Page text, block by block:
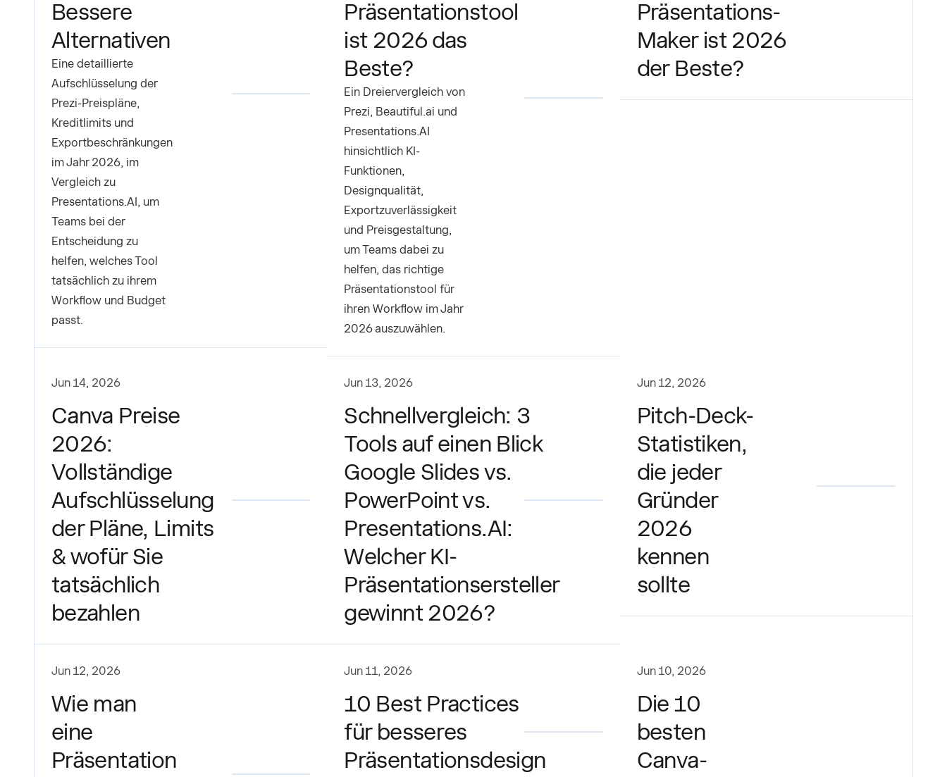
Bessere
Alternativen
Eine detaillierte
Aufschlüsselung der
Prezi-Preispläne,
Kreditlimits und
Exportbeschränkungen
im Jahr 2026, im
Vergleich zu
Presentations.AI, um
Teams bei der
Entscheidung zu
helfen, welches Tool
tatsächlich zu ihrem
Workflow und Budget
passt.
Präsentationstool
ist 2026 das
Beste?
Ein Dreiervergleich von
Prezi, Beautiful.ai und
Presentations.AI
hinsichtlich KI-
Funktionen,
Designqualität,
Exportzuverlässigkeit
und Preisgestaltung,
um Teams dabei zu
helfen, das richtige
Präsentationstool für
ihren Workflow im Jahr
2026 auszuwählen.
Präsentations-
Maker ist 2026
der Beste?
Jun 14, 2026
Canva Preise
2026:
Vollständige
Aufschlüsselung
der Pläne, Limits
& wofür Sie
tatsächlich
bezahlen
Jun 13, 2026
Schnellvergleich: 3
Tools auf einen Blick
Google Slides vs.
PowerPoint vs.
Presentations.AI:
Welcher KI-
Präsentationsersteller
gewinnt 2026?
Jun 12, 2026
Pitch-Deck-
Statistiken,
die jeder
Gründer
2026
kennen
sollte
Jun 12, 2026
Wie man
eine
Präsentation
Jun 11, 2026
10 Best Practices
für besseres
Präsentationsdesign
Jun 10, 2026
Die 10
besten
Canva-